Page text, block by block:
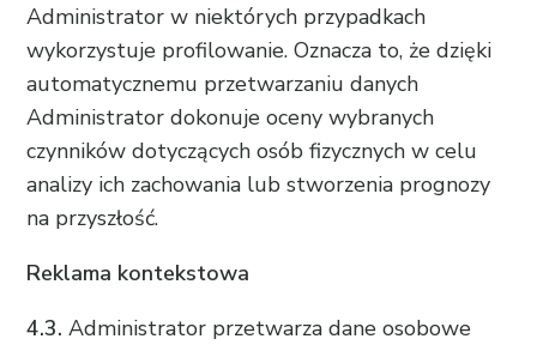
Administrator w niektórych przypadkach
wykorzystuje profilowanie. Oznacza to, że dzięki
automatycznemu przetwarzaniu danych
Administrator dokonuje oceny wybranych
czynników dotyczących osób fizycznych w celu
analizy ich zachowania lub stworzenia prognozy
na przyszłość.
Reklama kontekstowa
4.3. Administrator przetwarza dane osobowe